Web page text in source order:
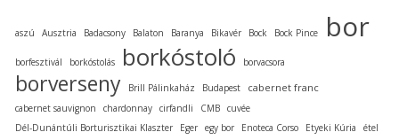
aszú Ausztria Badacsony Balaton Baranya Bikavér Bock Bock Pince bor
borfesztivál borkóstolás borkóstoló borvacsora
borverseny Brill Pálinkaház Budapest cabernet franc
cabernet sauvignon chardonnay cirfandli CMB cuvée
Dél-Dunántúli Borturisztikai Klaszter
Eger egy bor Enoteca Corso Etyeki Kúria
étel